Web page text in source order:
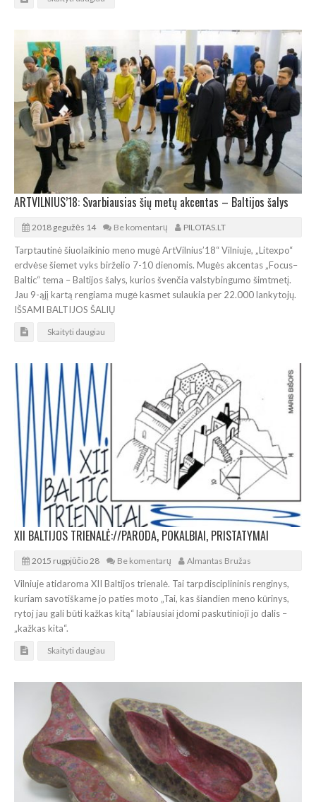
ARTVILNIUS’18: Svarbiausias šių metų akcentas – Baltijos šalys
2018 gegužės 14 Be komentarų PILOTAS.LT
Tarptautinė šiuolaikinio meno mugė ArtVilnius’18“ Vilniuje, „Litexpo“
erdvėse šiemet vyks birželio 7-10 dienomis. Mugės akcentas „Focus–
Baltic“ tema – Baltijos šalys, kurios švenčia valstybingumo šimtmetį.
Jau 9-ąjį kartą rengiama mugė kasmet sulaukia per 22.000 lankytojų.
IŠSAMI BALTIJOS ŠALIŲ
Skaityti daugiau
XII BALTIJOS TRIENALĖ://PARODA, POKALBIAI, PRISTATYMAI
2015 rugpjūčio 28 Be komentarų Almantas Bružas
Vilniuje atidaroma XII Baltijos trienalė. Tai tarpdisciplininis renginys,
kuriam savotiškame jo paties moto „Tai, kas šiandien meno kūrinys,
rytoj jau gali būti kažkas kitą“ labiausiai įdomi paskutinioji jo dalis –
„kažkas kita“.
Skaityti daugiau